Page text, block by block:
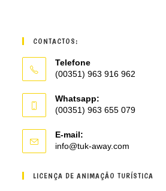
CONTACTOS:
Telefone
(00351) 963 916 962
Whatsapp:
(00351) 963 655 079
E-mail:
info@tuk-away.com
application
LICENÇA DE ANIMAÇÃO TURÍSTICA